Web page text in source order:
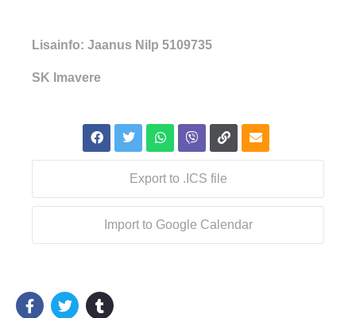
Lisainfo: Jaanus Nilp 5109735
SK Imavere
Export to .ICS file
Import to Google Calendar